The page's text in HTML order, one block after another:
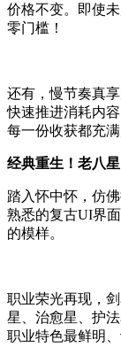
价格不变。即使
零门槛！
还有，慢节奏真
快速推进消耗内
每一份收获都充
经典重生！老八
踏入怀中怀，仿
熟悉的复古UI界
的模样。
职业荣光再现，
星、治愈星、护
职业特色最鲜明